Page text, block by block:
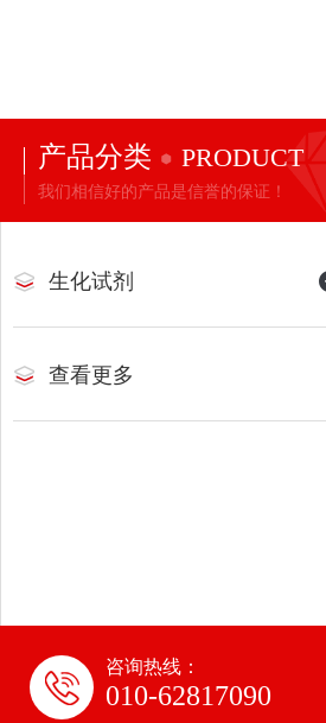
产品分类 PRODUCT
我们相信好的产品是信誉的保证！
生化试剂
查看更多
咨询热线：
010-62817090